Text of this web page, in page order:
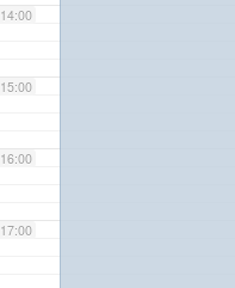
14:00
15:00
16:00
17:00